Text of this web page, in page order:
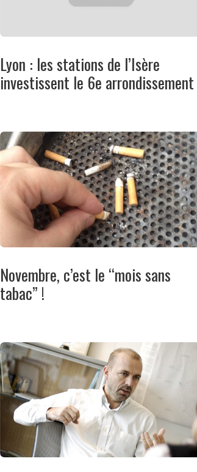
Lyon : les stations de l’Isère
investissent le 6e arrondissement
Novembre, c’est le “mois sans
tabac” !